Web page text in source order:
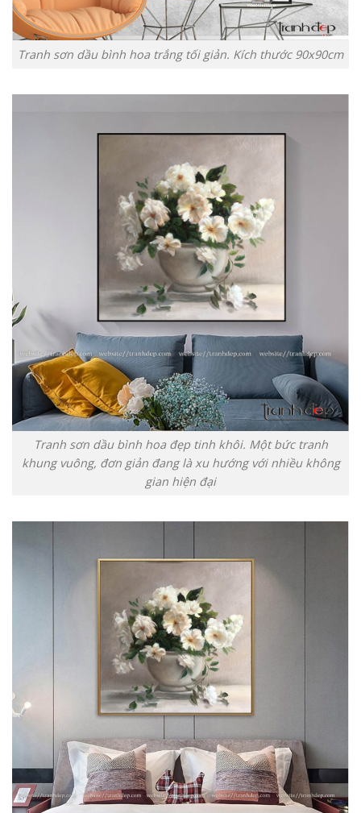
Tranh sơn dầu bình hoa trắng tối giản. Kích thước 90x90cm
Tranh sơn dầu bình hoa đẹp tinh khôi. Một bức tranh
khung vuông, đơn giản đang là xu hướng với nhiều không
gian hiện đại